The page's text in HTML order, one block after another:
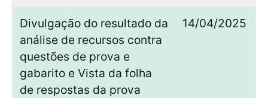
Divulgação do resultado da
análise de recursos contra
questões de prova e
gabarito e Vista da folha
de respostas da prova
14/04/2025